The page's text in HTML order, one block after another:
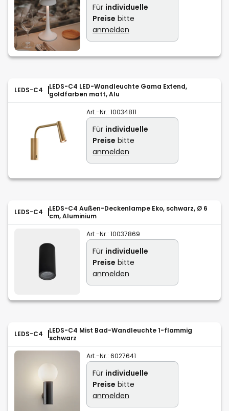
Für individuelle
Preise bitte
anmelden
LEDS-C4
LEDS-C4 LED-Wandleuchte Gama Extend,
goldfarben matt, Alu
Art.-Nr.: 10034811
Für individuelle
Preise bitte
anmelden
LEDS-C4
LEDS-C4 Außen-Deckenlampe Eko, schwarz, Ø 6
cm, Aluminium
Art.-Nr.: 10037869
Für individuelle
Preise bitte
anmelden
LEDS-C4
LEDS-C4 Mist Bad-Wandleuchte 1-flammig
schwarz
Art.-Nr.: 6027641
Für individuelle
Preise bitte
anmelden